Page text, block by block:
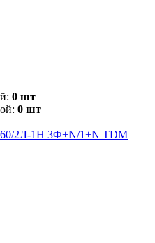
0 шт
0 шт
2Л-1Н 3Ф+N/1+N TDM